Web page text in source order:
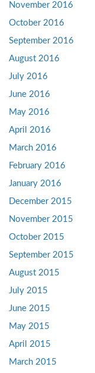
November 2016
October 2016
September 2016
August 2016
July 2016
June 2016
May 2016
April 2016
March 2016
February 2016
January 2016
December 2015
November 2015
October 2015
September 2015
August 2015
July 2015
June 2015
May 2015
April 2015
March 2015